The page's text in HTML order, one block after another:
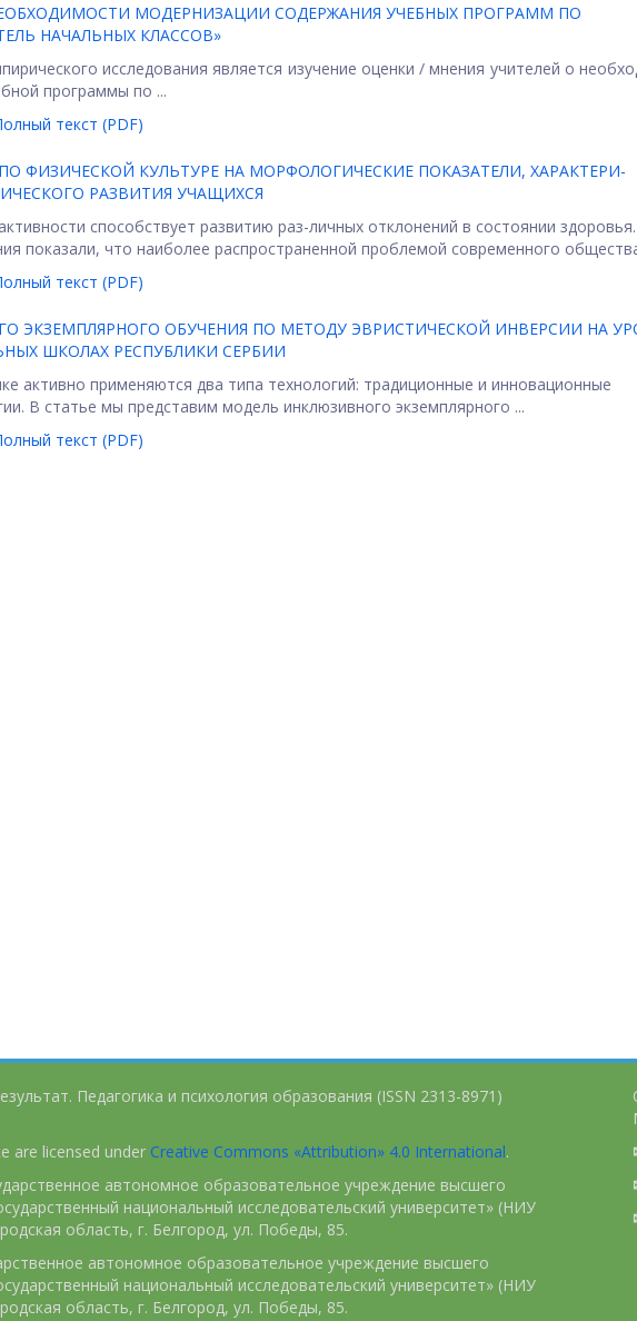
МОДЕРНИЗАЦИИ СОДЕРЖАНИЯ УЧЕБНЫХ ПРОГРАММ ПО
НАЧАЛЬНЫХ КЛАССОВ»
исследования является изучение оценки / мнения учителей о
программы по ...
текст (PDF)
ФИЗИЧЕСКОЙ КУЛЬТУРЕ НА МОРФОЛОГИЧЕСКИЕ ПОКАЗАТЕЛИ, ХАРАКТЕРИ-
РАЗВИТИЯ УЧАЩИХСЯ
способствует развитию раз-личных отклонений в состоянии
показали, что наиболее распространенной проблемой современного
текст (PDF)
ЭКЗЕМПЛЯРНОГО ОБУЧЕНИЯ ПО МЕТОДУ ЭВРИСТИЧЕСКОЙ ИНВЕРСИИ НА
ШКОЛАХ РЕСПУБЛИКИ СЕРБИИ
активно применяются два типа технологий: традиционные и инновационные
В статье мы представим модель инклюзивного экземплярного ...
текст (PDF)
Педагогика и психология образования (ISSN 2313-8971)
are licensed under Creative Commons «Attribution» 4.0 International.
автономное образовательное учреждение высшего
национальный исследовательский университет» (НИУ
область, г. Белгород, ул. Победы, 85.
автономное образовательное учреждение высшего
национальный исследовательский университет» (НИУ
область, г. Белгород, ул. Победы, 85.